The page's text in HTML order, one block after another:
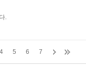
.
4 5 6 7